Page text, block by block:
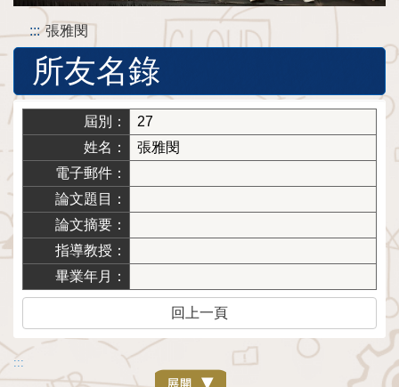
::: 張雅閔
所友名錄
屆別：
27
姓名：
張雅閔
電子郵件：
論文題目：
論文摘要：
指導教授：
畢業年月：
回上一頁
:::